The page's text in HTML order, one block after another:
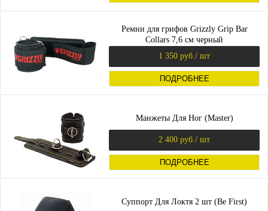
Ремни для грифов Grizzly Grip Bar
Collars 7,6 см черный
1 350 руб./ шт
ПОДРОБНЕЕ
Манжеты Для Ног (Master)
2 400 руб./ шт
ПОДРОБНЕЕ
Суппорт Для Локтя 2 шт (Be First)